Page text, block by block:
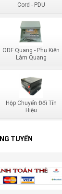
Cord - PDU
ODF Quang - Phụ Kiện
Làm Quang
Hộp Chuyển Đổi Tín
Hiệu
TUYẾN